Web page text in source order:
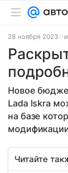
28 ноября 2023
Новое
Lada Iskra
на базе
Читайте